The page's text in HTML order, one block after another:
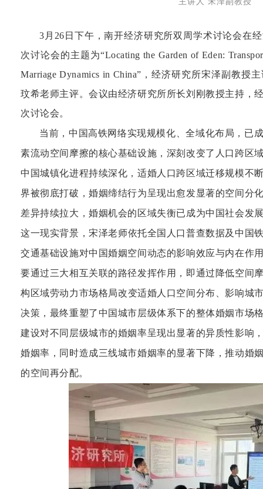
3 月 26 日下午，南开经济研究所双周学术讨论会在
次讨论会的主题为“Locating the Garden of Eden:
Marriage Dynamics in China”，经济研究所宋泽副教授
玟希老师主评。会议由经济研究所所长刘刚教授主持，
次讨论会。
当前，中国高铁网络实现规模化、全域化布局，已
素流动空间摩擦的核心基础设施，深刻改变了人口跨区
中国城镇化进程持续深化，适婚人口跨区域迁移规模不
界被彻底打破，婚姻缔结行为呈现出愈发显著的空间分
差异持续拉大，婚姻机会的区域失衡已成为中国社会发
这一现实背景，宋泽老师依托全国人口普查数据及 中国
交通基础设施对中国婚姻空间动态的影响效应与内在作
要通过三大相互关联的路径发挥作用，即通过降低空间
构区域劳动力市场格局改变适婚人口空间分布、影响城
决策，最终重塑了中国 城市层级体系下的整体婚姻市场
建设对不同层级城市的婚姻率呈现出显著的异质性影响
婚姻率，同时造成三线城市婚姻率的显著下降，推动婚
的空间再分配。